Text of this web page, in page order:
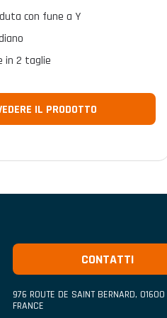
con fune a Y
in 2 taglie
IL PRODOTTO
CONTATTI
976 ROUTE DE SAINT BERNARD, 01600
FRANCE